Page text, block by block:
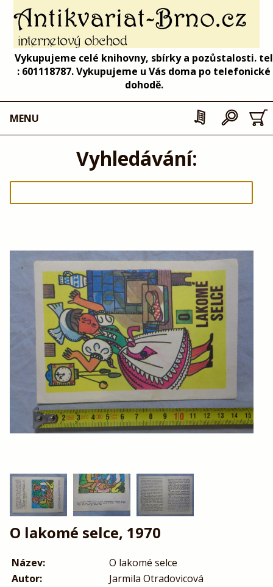
Vykupujeme celé knihovny, sbírky a pozůstalosti. tel
: 601118787. Vykupujeme u Vás doma po telefonické
dohodě.
MENU
Vyhledávání:
O lakomé selce, 1970
Název:
O lakomé selce
Autor:
Jarmila Otradovicová